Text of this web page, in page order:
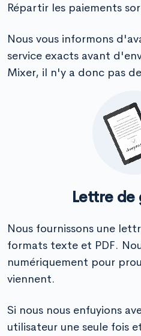
Répartir les paiements
Nous vous informons
service exacts avant
Mixer, il n'y a donc pas
Lettre de
Nous fournissons une
formats texte et PDF.
numériquement pour
viennent.
Si nous nous enfuyions
utilisateur une seule fois